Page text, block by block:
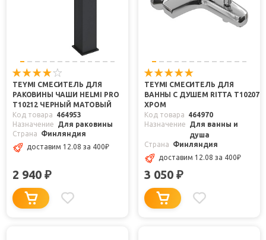
TEYMI СМЕСИТЕЛЬ ДЛЯ
РАКОВИНЫ ЧАШИ HELMI PRO
T10212 ЧЕРНЫЙ МАТОВЫЙ
Код товара
464953
Назначение
Для раковины
Страна
Финляндия
доставим 12.08 за 400₽
2 940 ₽
TEYMI СМЕСИТЕЛЬ ДЛЯ
ВАННЫ С ДУШЕМ RITTA T10207
ХРОМ
Код товара
464970
Назначение
Для ванны и
душа
Страна
Финляндия
доставим 12.08 за 400₽
3 050 ₽